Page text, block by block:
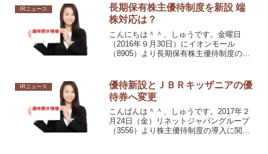
です。三菱ＵＦＪフィナンシャル・グル
ープ（8306）の優待と...
IRニュース
長期保有株主優待制度を新設 端
株対応は？
こんにちは＾＾、しゅうです。金曜日
（2016年９月30日）にイオンモール
（8905）より長期保有株主優待制度の新
IRニュース
優待新設とＪＢＲキッザニアの優
待券へ変更
こんばんは＾＾、しゅうです。2017年２
月24日（金）リネットジャパングループ
（3556）より株主優待制度の導入に関す